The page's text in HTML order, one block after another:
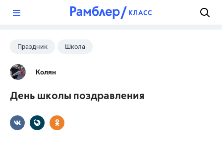
Праздник Школа
Колян
День школы поздравления